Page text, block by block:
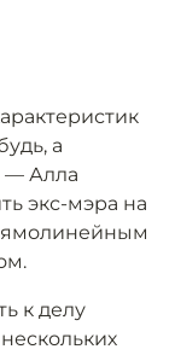
а
— Алла
экс-мэра на
к делу